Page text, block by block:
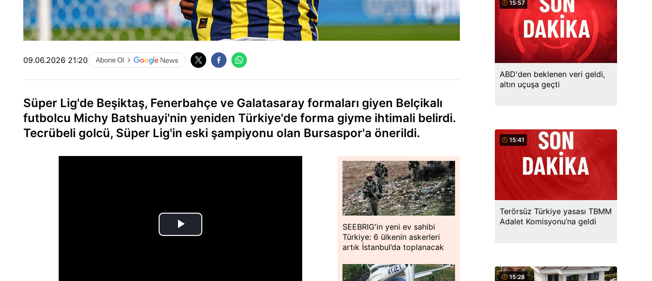
09.06.2026 21:20
Süper Lig'de Beşiktaş, Fenerbahçe ve Galatasaray formaları giyen Belçikalı
futbolcu Michy Batshuayi'nin yeniden Türkiye'de forma giyme ihtimali belirdi.
Tecrübeli golcü, Süper Lig'in eski şampiyonu olan Bursaspor'a önerildi.
SEEBRIG'in yeni ev sahibi
Türkiye: 6 ülkenin askerleri
artık İstanbul’da toplanacak
15:57
ABD'den beklenen veri geldi,
altın uçuşa geçti
15:41
Terörsüz Türkiye yasası TBMM
Adalet Komisyonu’na geldi
15:28